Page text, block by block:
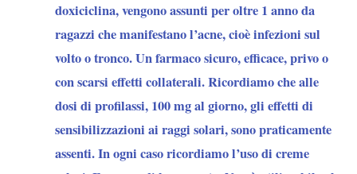
doxiciclina, vengono assunti per oltre 1 anno da
ragazzi che manifestano l’acne, cioè infezioni sul
volto o tronco. Un farmaco sicuro, efficace, privo o
con scarsi effetti collaterali. Ricordiamo che alle
dosi di profilassi, 100 mg al giorno, gli effetti di
sensibilizzazioni ai raggi solari, sono praticamente
assenti. In ogni caso ricordiamo l’uso di creme